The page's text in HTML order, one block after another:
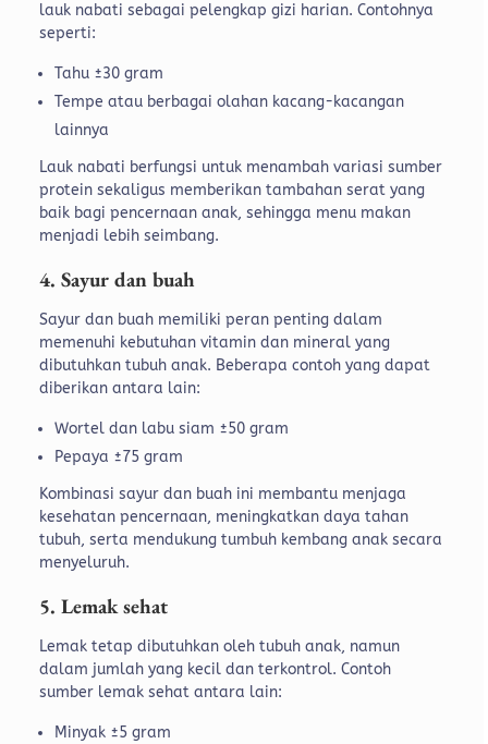
lauk nabati sebagai pelengkap gizi harian. Contohnya
seperti:
Tahu ±30 gram
Tempe atau berbagai olahan kacang-kacangan
lainnya
Lauk nabati berfungsi untuk menambah variasi sumber
protein sekaligus memberikan tambahan serat yang
baik bagi pencernaan anak, sehingga menu makan
menjadi lebih seimbang.
4. Sayur dan buah
Sayur dan buah memiliki peran penting dalam
memenuhi kebutuhan vitamin dan mineral yang
dibutuhkan tubuh anak. Beberapa contoh yang dapat
diberikan antara lain:
Wortel dan labu siam ±50 gram
Pepaya ±75 gram
Kombinasi sayur dan buah ini membantu menjaga
kesehatan pencernaan, meningkatkan daya tahan
tubuh, serta mendukung tumbuh kembang anak secara
menyeluruh.
5. Lemak sehat
Lemak tetap dibutuhkan oleh tubuh anak, namun
dalam jumlah yang kecil dan terkontrol. Contoh
sumber lemak sehat antara lain:
Minyak ±5 gram